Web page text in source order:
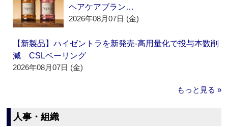
ヘアケアブラン…
2026年08月07日 (金)
【新製品】ハイゼントラを新発売‐高用量化で投与本数削
減 CSLベーリング
2026年08月07日 (金)
もっと見る »
人事・組織